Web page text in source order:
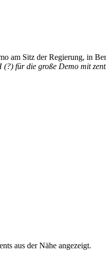
am Sitz der Regierung, in
für die große Demo mit
aus der Nähe angezeigt.